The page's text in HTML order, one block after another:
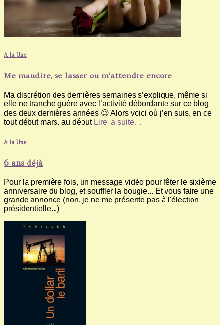
A la Une
Me maudire, se lasser ou m’attendre encore
Ma discrétion des dernières semaines s’explique, même si
elle ne tranche guère avec l’activité débordante sur ce blog
des deux dernières années 😉 Alors voici où j’en suis, en ce
tout début mars, au débutLire la suite…
A la Une
6 ans déjà
Pour la première fois, un message vidéo pour fêter le sixième
anniversaire du blog, et souffler la bougie... Et vous faire une
grande annonce (non, je ne me présente pas à l'élection
présidentielle...)